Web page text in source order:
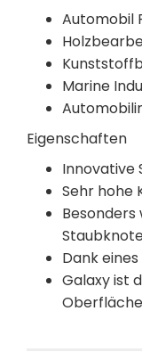
Automobil
Marine
Eigenschaften
Innovative
Sehr hohe
Dank
Galaxy ist